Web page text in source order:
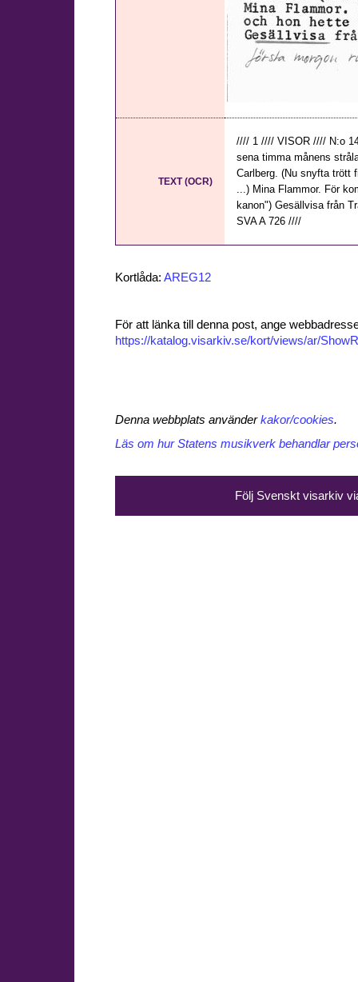
TEXT (OCR)
//// 1 //// VISOR //// N:o
sena timma månens
Carlberg. (Nu snyfta trött
...) Mina Flammor. För
kanon") Gesällvisa från
SVA A 726 ////
Kortlåda: AREG12
För att länka till denna post, ange
https://katalog.visarkiv.se/kort/views/ar/
Denna webbplats använderkakor/cookies.
Läs om hur Statens musikverk behandlar
Följ Svenskt visarkiv